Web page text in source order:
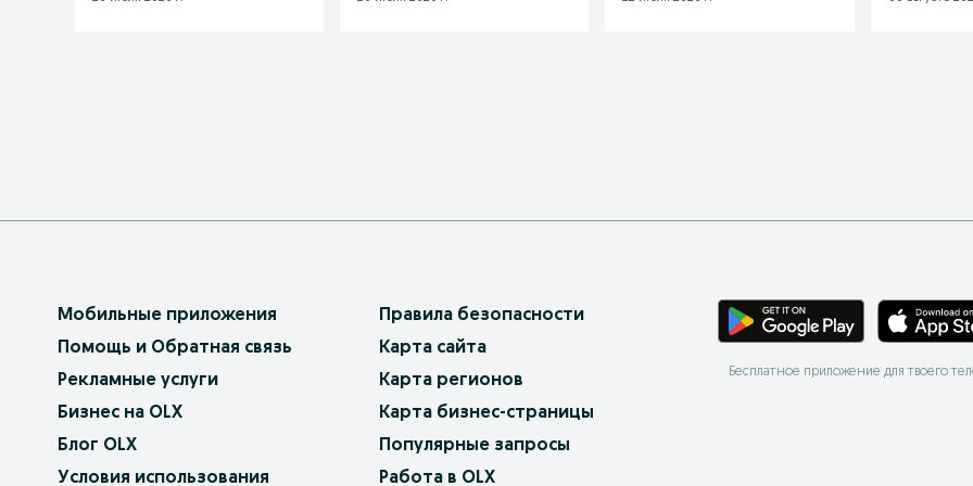
Мобильные приложения
Помощь и Обратная связь
Рекламные услуги
Бизнес на OLX
Блог OLX
Условия использования
Правила безопасности
Карта сайта
Карта регионов
Карта бизнес-страницы
Популярные запросы
Работа в OLX
Бесплатное приложение для твоего